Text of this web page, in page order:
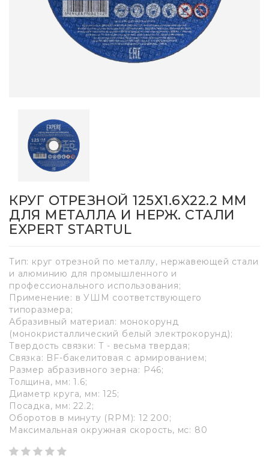
КРУГ ОТРЕЗНОЙ 125Х1.6X22.2 ММ
ДЛЯ МЕТАЛЛА И НЕРЖ. СТАЛИ
EXPERT STARTUL
Тип: круг отрезной по металлу, нержавеющей стали
и алюминию для промышленного и
профессионального использования;
Применение: в УШМ соответствующего
типоразмера;
Абразивный материал: монокорунд
(монокристаллический белый электрокорунд);
Твердость связки: T - весьма твердая;
Связка: BF-бакелитовая с армированием;
Размер абразивного зерна: P46;
Толщина, мм: 1.6;
Диаметр круга, мм: 125;
Посадка, мм: 22.2;
Оборотов в минуту (RPM): 12 200;
Максимальная окружная скорость, мс: 80